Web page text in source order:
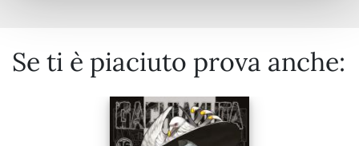
Se ti è piaciuto prova anche: